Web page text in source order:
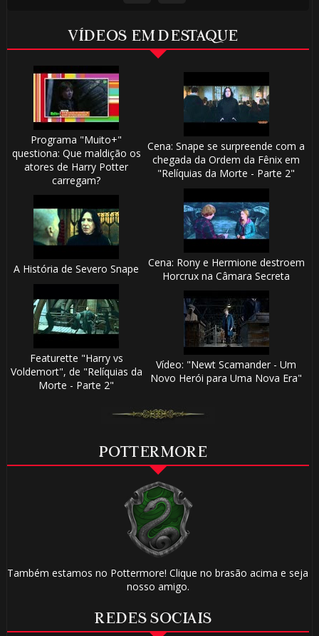
VÍDEOS EM DESTAQUE
Programa "Muito+"
questiona: Que maldição os
atores de Harry Potter
carregam?
Cena: Snape se surpreende com a
chegada da Ordem da Fênix em
"Relíquias da Morte - Parte 2"
A História de Severo Snape
Cena: Rony e Hermione destroem
Horcrux na Câmara Secreta
Featurette "Harry vs
Voldemort", de "Relíquias da
Morte - Parte 2"
Vídeo: "Newt Scamander - Um
Novo Herói para Uma Nova Era"
POTTERMORE
Também estamos no Pottermore! Clique no brasão acima e seja
nosso amigo.
REDES SOCIAIS